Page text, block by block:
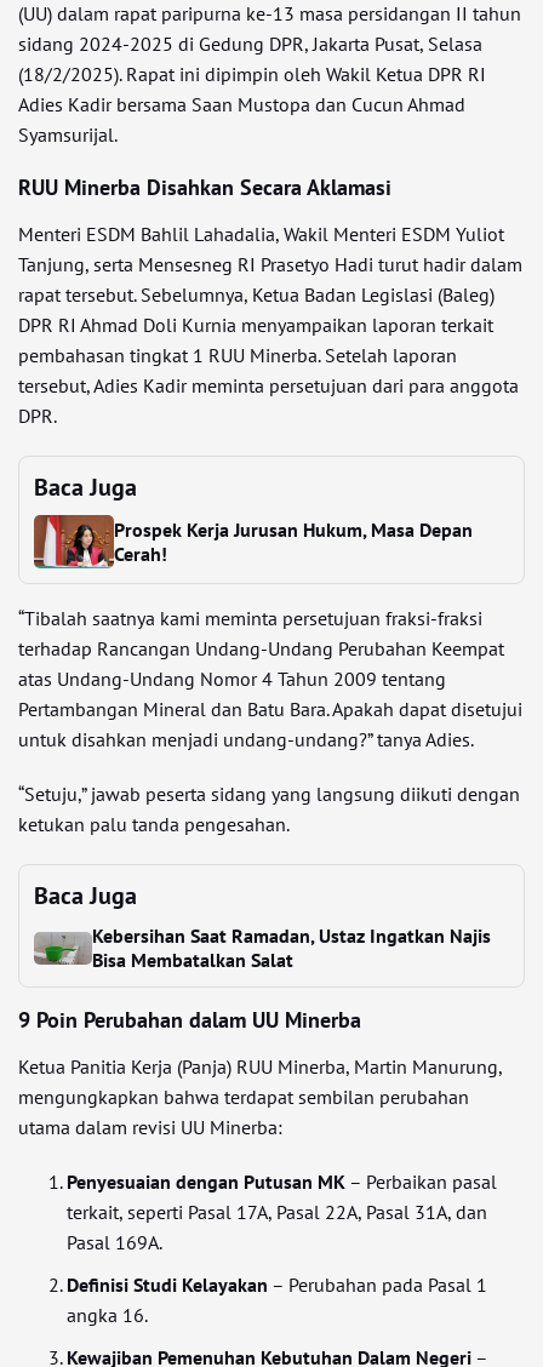
(UU) dalam rapat paripurna ke-13 masa persidangan II tahun
sidang 2024-2025 di Gedung DPR, Jakarta Pusat, Selasa
(18/2/2025). Rapat ini dipimpin oleh Wakil Ketua DPR RI
Adies Kadir bersama Saan Mustopa dan Cucun Ahmad
Syamsurijal.
RUU Minerba Disahkan Secara Aklamasi
Menteri ESDM Bahlil Lahadalia, Wakil Menteri ESDM Yuliot
Tanjung, serta Mensesneg RI Prasetyo Hadi turut hadir dalam
rapat tersebut. Sebelumnya, Ketua Badan Legislasi (Baleg)
DPR RI Ahmad Doli Kurnia menyampaikan laporan terkait
pembahasan tingkat 1 RUU Minerba. Setelah laporan
tersebut, Adies Kadir meminta persetujuan dari para anggota
DPR.
Baca Juga
Prospek Kerja Jurusan Hukum, Masa Depan
Cerah!
“Tibalah saatnya kami meminta persetujuan fraksi-fraksi
terhadap Rancangan Undang-Undang Perubahan Keempat
atas Undang-Undang Nomor 4 Tahun 2009 tentang
Pertambangan Mineral dan Batu Bara. Apakah dapat disetujui
untuk disahkan menjadi undang-undang?” tanya Adies.
“Setuju,” jawab peserta sidang yang langsung diikuti dengan
ketukan palu tanda pengesahan.
Baca Juga
Kebersihan Saat Ramadan, Ustaz Ingatkan Najis
Bisa Membatalkan Salat
9 Poin Perubahan dalam UU Minerba
Ketua Panitia Kerja (Panja) RUU Minerba, Martin Manurung,
mengungkapkan bahwa terdapat sembilan perubahan
utama dalam revisi UU Minerba:
Penyesuaian dengan Putusan MK – Perbaikan pasal
terkait, seperti Pasal 17A, Pasal 22A, Pasal 31A, dan
Pasal 169A.
Definisi Studi Kelayakan – Perubahan pada Pasal 1
angka 16.
Kewajiban Pemenuhan Kebutuhan Dalam Negeri –